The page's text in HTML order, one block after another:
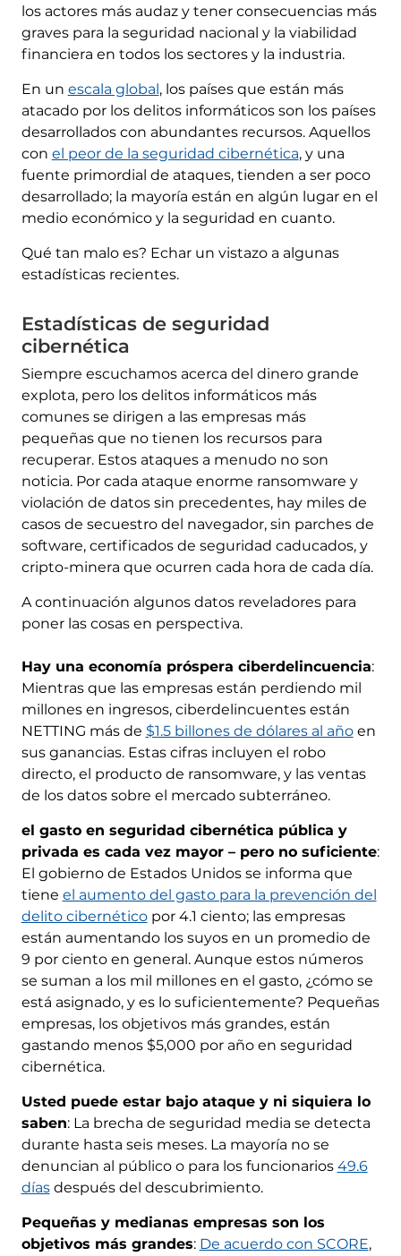
los actores más audaz y tener consecuencias más
graves para la seguridad nacional y la viabilidad
financiera en todos los sectores y la industria.
En un escala global, los países que están más
atacado por los delitos informáticos son los países
desarrollados con abundantes recursos. Aquellos
con el peor de la seguridad cibernética, y una
fuente primordial de ataques, tienden a ser poco
desarrollado; la mayoría están en algún lugar en el
medio económico y la seguridad en cuanto.
Qué tan malo es? Echar un vistazo a algunas
estadísticas recientes.
Estadísticas de seguridad
cibernética
Siempre escuchamos acerca del dinero grande
explota, pero los delitos informáticos más
comunes se dirigen a las empresas más
pequeñas que no tienen los recursos para
recuperar. Estos ataques a menudo no son
noticia. Por cada ataque enorme ransomware y
violación de datos sin precedentes, hay miles de
casos de secuestro del navegador, sin parches de
software, certificados de seguridad caducados, y
cripto-minera que ocurren cada hora de cada día.
A continuación algunos datos reveladores para
poner las cosas en perspectiva.
Hay una economía próspera ciberdelincuencia:
Mientras que las empresas están perdiendo mil
millones en ingresos, ciberdelincuentes están
NETTING más de $1.5 billones de dólares al añoen
sus ganancias. Estas cifras incluyen el robo
directo, el producto de ransomware, y las ventas
de los datos sobre el mercado subterráneo.
el gasto en seguridad cibernética pública y
privada es cada vez mayor – pero no suficiente:
El gobierno de Estados Unidos se informa que
tiene el aumento del gasto para la prevención del
delito cibernéticopor 4.1 ciento; las empresas
están aumentando los suyos en un promedio de
9 por ciento en general. Aunque estos números
se suman a los mil millones en el gasto, ¿cómo se
está asignado, y es lo suficientemente? Pequeñas
empresas, los objetivos más grandes, están
gastando menos $5,000 por año en seguridad
cibernética.
Usted puede estar bajo ataque y ni siquiera lo
saben: La brecha de seguridad media se detecta
durante hasta seis meses. La mayoría no se
denuncian al público o para los funcionarios 49.6
díasdespués del descubrimiento.
Pequeñas y medianas empresas son los
objetivos más grandes: De acuerdo con SCORE,